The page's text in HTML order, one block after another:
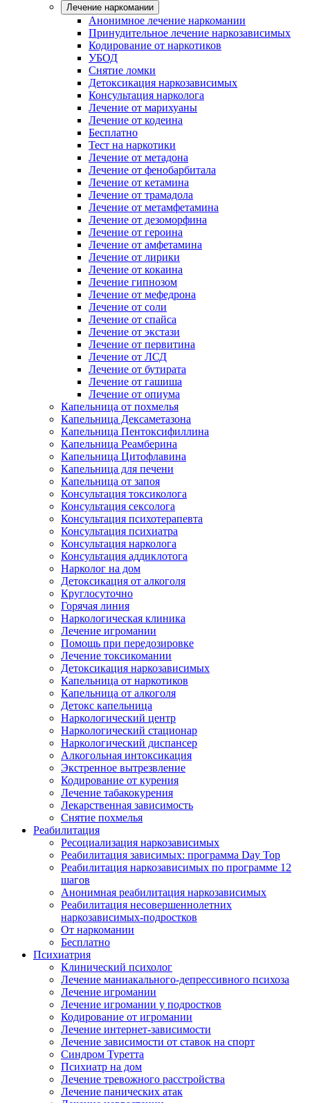
Лечение наркомании
Анонимное лечение наркомании
Принудительное лечение наркозависимых
Кодирование от наркотиков
УБОД
Снятие ломки
Детоксикация наркозависимых
Консультация нарколога
Лечение от марихуаны
Лечение от кодеина
Бесплатно
Тест на наркотики
Лечение от метадона
Лечение от фенобарбитала
Лечение от кетамина
Лечение от трамадола
Лечение от метамфетамина
Лечение от дезоморфина
Лечение от героина
Лечение от амфетамина
Лечение от лирики
Лечение от кокаина
Лечение гипнозом
Лечение от мефедрона
Лечение от соли
Лечение от спайса
Лечение от экстази
Лечение от первитина
Лечение от ЛСД
Лечение от бутирата
Лечение от гашиша
Лечение от опиума
Капельница от похмелья
Капельница Дексаметазона
Капельница Пентоксифиллина
Капельница Реамберина
Капельница Цитофлавина
Капельница для печени
Капельница от запоя
Консультация токсиколога
Консультация сексолога
Консультация психотерапевта
Консультация психиатра
Консультация нарколога
Консультация аддиклотога
Нарколог на дом
Детоксикация от алкоголя
Круглосуточно
Горячая линия
Наркологическая клиника
Лечение игромании
Помощь при передозировке
Лечение токсикомании
Детоксикация наркозависимых
Капельница от наркотиков
Капельница от алкоголя
Детокс капельница
Наркологический центр
Наркологический стационар
Наркологический диспансер
Алкогольная интоксикация
Экстренное вытрезвление
Кодирование от курения
Лечение табакокурения
Лекарственная зависимость
Снятие похмелья
Реабилитация
Ресоциализация наркозависимых
Реабилитация зависимых: программа Day Top
Реабилитация наркозависимых по программе 12
шагов
Анонимная реабилитация наркозависимых
Реабилитация несовершеннолетних
наркозависимых-подростков
От наркомании
Бесплатно
Психиатрия
Клинический психолог
Лечение маниакального-депрессивного психоза
Лечение игромании
Лечение игромании у подростков
Кодирование от игромании
Лечение интернет-зависимости
Лечение зависимости от ставок на спорт
Синдром Туретта
Психиатр на дом
Лечение тревожного расстройства
Лечение панических атак